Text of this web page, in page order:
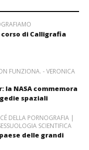
di Calligrafia
FUNZIONA. - VERONICA
la NASA commemora
spaziali
DELLA PORNOGRAFIA |
SCIENTIFICA
delle grandi